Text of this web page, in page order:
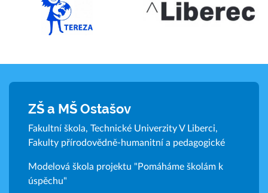
ZŠ a MŠ Ostašov
Fakultní škola, Technické Univerzity V Liberci,
Fakulty přírodovědně-humanitní a pedagogické
Modelová škola projektu "Pomáháme školám k
úspěchu"